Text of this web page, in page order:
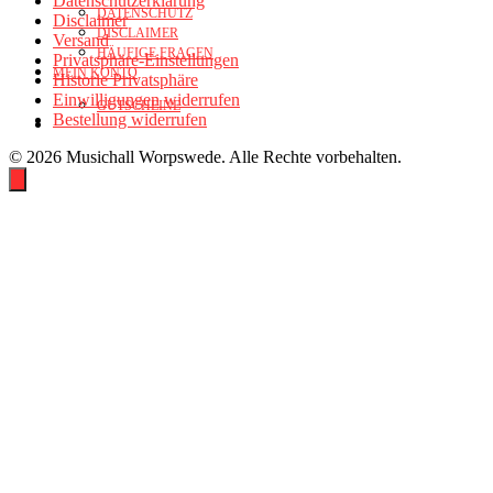
DATENSCHUTZ
DISCLAIMER
HÄUFIGE FRAGEN
MEIN KONTO
GUTSCHEINE
Disclaimer
Versand
Privatsphäre-Einstellungen
Historie Privatsphäre
Einwilligungen widerrufen
Bestellung widerrufen
© 2026 Musichall Worpswede. Alle Rechte vorbehalten.